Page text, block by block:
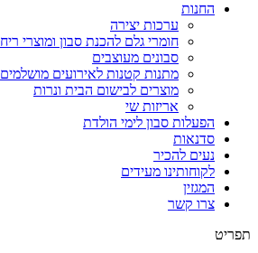
החנות
ערכות יצירה
חומרי גלם להכנת סבון ומוצרי ריח
סבונים מעוצבים
מתנות קטנות לאירועים מושלמים
מוצרים לבישום הבית ונרות
אריזות שי
הפעלות סבון לימי הולדת
סדנאות
נעים להכיר
לקוחותינו מעידים
המגזין
צרו קשר
תפריט